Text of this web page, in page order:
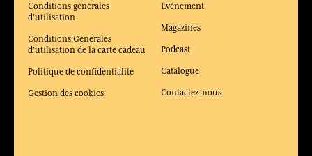
Conditions générales
d'utilisation
Conditions Générales
d'utilisation de la carte cadeau
Politique de confidentialité
Gestion des cookies
Evénement
Magazines
Podcast
Catalogue
Contactez-nous